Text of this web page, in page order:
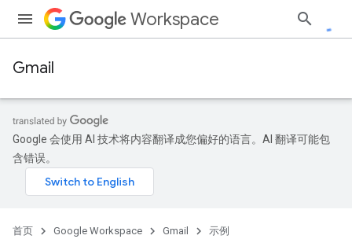
Workspace
Gmail
Google 会使用 AI 技术将内容翻译成您偏好的语言。AI 翻译可能包
含错误。
首页 Google Workspace Gmail 示例